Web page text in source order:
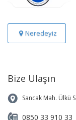
Neredeyiz
Bize Ulaşın
Sancak Mah. Ülkü
0850 33 910 33